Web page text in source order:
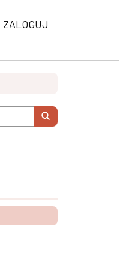
ZALOGUJ